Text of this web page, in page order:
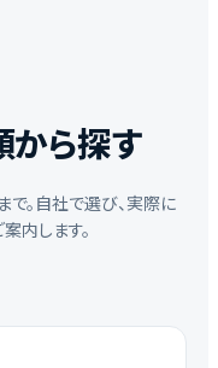
から探す
で。自社で選び、実際に
内します。